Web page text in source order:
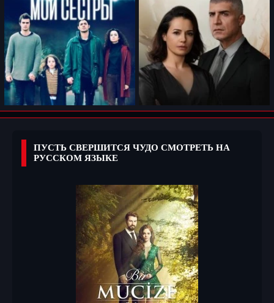
ПУСТЬ СВЕРШИТСЯ ЧУДО СМОТРЕТЬ НА
РУССКОМ ЯЗЫКЕ